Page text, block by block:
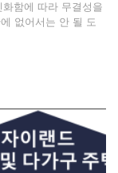
함에 따라 무결성을
없어서는 안 될 도